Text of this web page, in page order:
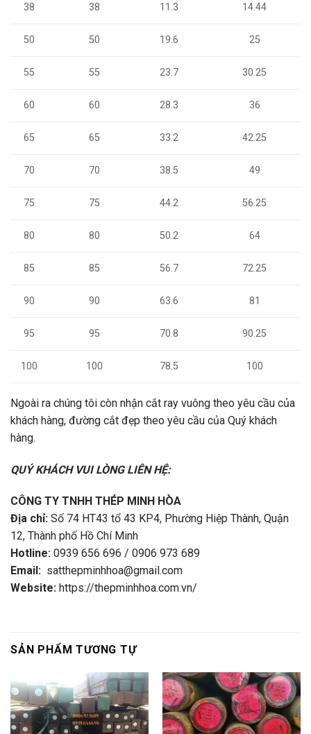
38 38 11.3 14.44
50 50 19.6 25
55 55 23.7 30.25
60 60 28.3 36
65 65 33.2 42.25
70 70 38.5 49
75 75 44.2 56.25
80 80 50.2 64
85 85 56.7 72.25
90 90 63.6 81
95 95 70.8 90.25
100 100 78.5 100
Ngoài ra chúng tôi còn nhận cắt ray vuông theo yêu cầu của
khách hàng, đường cắt đẹp theo yêu cầu của Quý khách
hàng.
QUÝ KHÁCH VUI LÒNG LIÊN HỆ:
CÔNG TY TNHH THÉP MINH HÒA
Địa chỉ: Số 74 HT43 tổ 43 KP4, Phường Hiệp Thành, Quận
12, Thành phố Hồ Chí Minh
Hotline: 0939 656 696 / 0906 973 689
Email: satthepminhhoa@gmail.com
Website: https://thepminhhoa.com.vn/
SẢN PHẨM TƯƠNG TỰ